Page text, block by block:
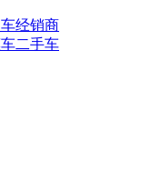
经销商
二手车